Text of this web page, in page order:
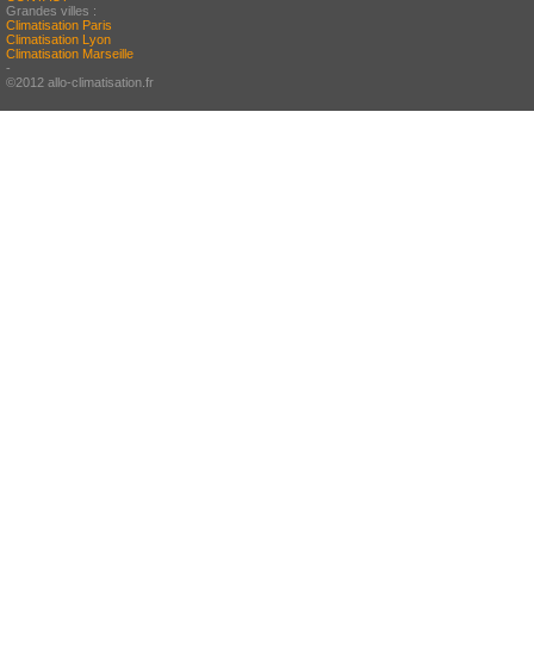
Grandes villes :
Climatisation Paris
Climatisation Lyon
Climatisation Marseille
-
©2012 allo-climatisation.fr